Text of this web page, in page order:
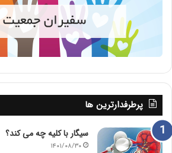
پرطرفدارترین ها
سیگار با کلیه چه می کند؟
۱۴۰۱/۰۸/۳۰